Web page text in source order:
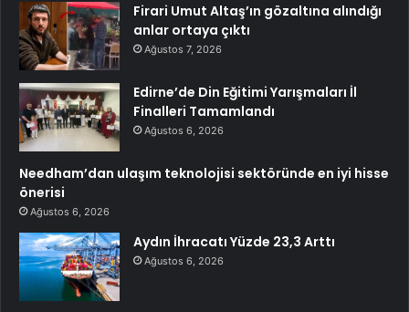
Firari Umut Altaş’ın gözaltına alındığı
anlar ortaya çıktı
Ağustos 7, 2026
Edirne’de Din Eğitimi Yarışmaları İl
Finalleri Tamamlandı
Ağustos 6, 2026
Needham’dan ulaşım teknolojisi sektöründe en iyi hisse
önerisi
Ağustos 6, 2026
Aydın İhracatı Yüzde 23,3 Arttı
Ağustos 6, 2026